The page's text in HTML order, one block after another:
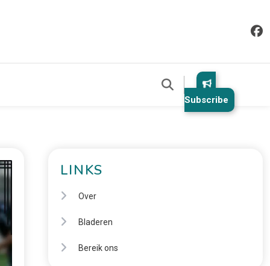
Subscribe
LINKS
Over
Bladeren
Bereik ons